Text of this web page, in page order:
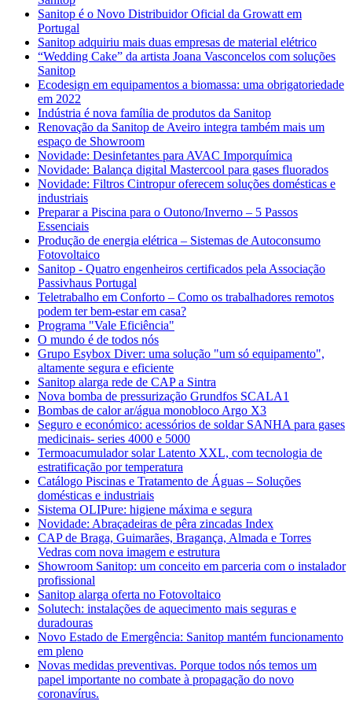
Sanitop é o Novo Distribuidor Oficial da Growatt em
Portugal
Sanitop adquiriu mais duas empresas de material elétrico
“Wedding Cake” da artista Joana Vasconcelos com soluções
Sanitop
Ecodesign em equipamentos a biomassa: uma obrigatoriedade
em 2022
Indústria é nova família de produtos da Sanitop
Renovação da Sanitop de Aveiro integra também mais um
espaço de Showroom
Novidade: Desinfetantes para AVAC Imporquímica
Novidade: Balança digital Mastercool para gases fluorados
Novidade: Filtros Cintropur oferecem soluções domésticas e
industriais
Preparar a Piscina para o Outono/Inverno – 5 Passos
Essenciais
Produção de energia elétrica – Sistemas de Autoconsumo
Fotovoltaico
Sanitop - Quatro engenheiros certificados pela Associação
Passivhaus Portugal
Teletrabalho em Conforto – Como os trabalhadores remotos
podem ter bem-estar em casa?
Programa "Vale Eficiência"
O mundo é de todos nós
Grupo Esybox Diver: uma solução "um só equipamento",
altamente segura e eficiente
Sanitop alarga rede de CAP a Sintra
Nova bomba de pressurização Grundfos SCALA1
Bombas de calor ar/água monobloco Argo X3
Seguro e económico: acessórios de soldar SANHA para gases
medicinais- series 4000 e 5000
Termoacumulador solar Latento XXL, com tecnologia de
estratificação por temperatura
Catálogo Piscinas e Tratamento de Águas – Soluções
domésticas e industriais
Sistema OLIPure: higiene máxima e segura
Novidade: Abraçadeiras de pêra zincadas Index
CAP de Braga, Guimarães, Bragança, Almada e Torres
Vedras com nova imagem e estrutura
Showroom Sanitop: um conceito em parceria com o instalador
profissional
Sanitop alarga oferta no Fotovoltaico
Solutech: instalações de aquecimento mais seguras e
duradouras
Novo Estado de Emergência: Sanitop mantém funcionamento
em pleno
Novas medidas preventivas. Porque todos nós temos um
papel importante no combate à propagação do novo
coronavírus.